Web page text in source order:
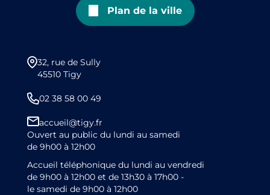
Plan de la ville
32, rue de Sully
45510 Tigy
02 38 58 00 49
accueil@tigy.fr
Ouvert au public du lundi au samedi
de 9h00 à 12h00
Accueil téléphonique du lundi au vendredi
de 9h00 à 12h00 et de 13h30 à 17h00 -
le samedi de 9h00 à 12h00